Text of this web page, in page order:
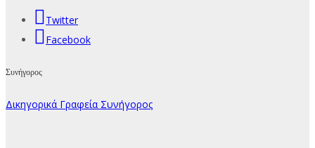
Twitter
Facebook
Συνήγορος
Δικηγορικά Γραφεία Συνήγορος